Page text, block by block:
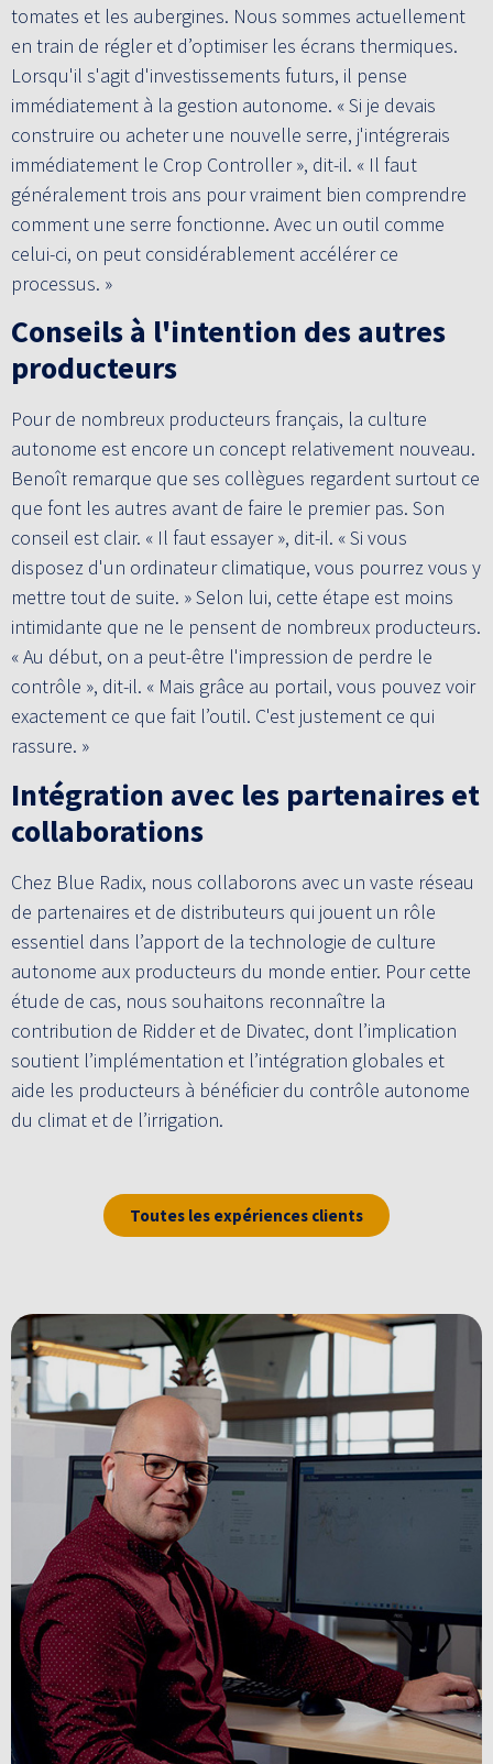
tomates et les aubergines. Nous sommes actuellement
en train de régler et d’optimiser les écrans thermiques.
Lorsqu'il s'agit d'investissements futurs, il pense
immédiatement à la gestion autonome. « Si je devais
construire ou acheter une nouvelle serre, j'intégrerais
immédiatement le Crop Controller », dit-il. « Il faut
généralement trois ans pour vraiment bien comprendre
comment une serre fonctionne. Avec un outil comme
celui-ci, on peut considérablement accélérer ce
processus. »
Conseils à l'intention des autres
producteurs
Pour de nombreux producteurs français, la culture
autonome est encore un concept relativement nouveau.
Benoît remarque que ses collègues regardent surtout ce
que font les autres avant de faire le premier pas. Son
conseil est clair. « Il faut essayer », dit-il. « Si vous
disposez d'un ordinateur climatique, vous pourrez vous y
mettre tout de suite. » Selon lui, cette étape est moins
intimidante que ne le pensent de nombreux producteurs.
« Au début, on a peut-être l'impression de perdre le
contrôle », dit-il. « Mais grâce au portail, vous pouvez voir
exactement ce que fait l’outil. C'est justement ce qui
rassure. »
Intégration avec les partenaires et
collaborations
Chez Blue Radix, nous collaborons avec un vaste réseau
de partenaires et de distributeurs qui jouent un rôle
essentiel dans l’apport de la technologie de culture
autonome aux producteurs du monde entier. Pour cette
étude de cas, nous souhaitons reconnaître la
contribution de Ridder et de Divatec, dont l’implication
soutient l’implémentation et l’intégration globales et
aide les producteurs à bénéficier du contrôle autonome
du climat et de l’irrigation.
Toutes les expériences clients